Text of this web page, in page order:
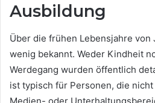
Ausbildung
Über die frühen Lebensjahre
wenig bekannt. Weder Kindheit
Werdegang wurden öffentlich
ist typisch für Personen, die